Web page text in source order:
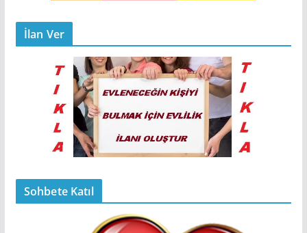
İlan Ver
Sohbete Katıl